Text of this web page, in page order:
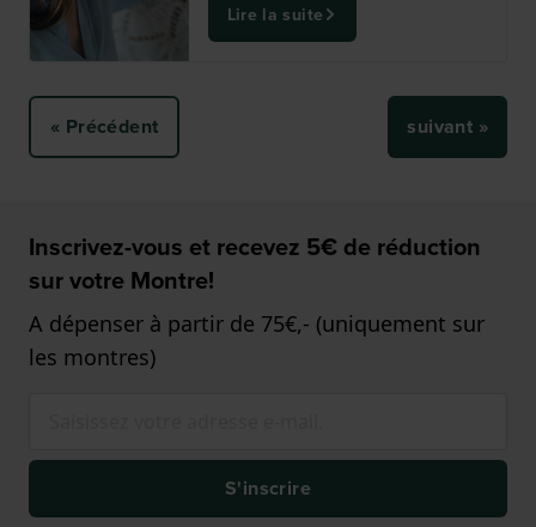
Lire la suite
« Précédent suivant »
Inscrivez-vous et recevez 5€ de réduction
sur votre Montre!
A dépenser à partir de 75€,- (uniquement sur
les montres)
S'inscrire